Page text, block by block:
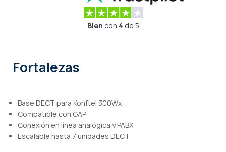
Bien con 4 de 5
Fortalezas
Base DECT para Konftel 300Wx
Compatible con GAP
Conexión en línea analógica y PABX
Escalable hasta 7 unidades DECT